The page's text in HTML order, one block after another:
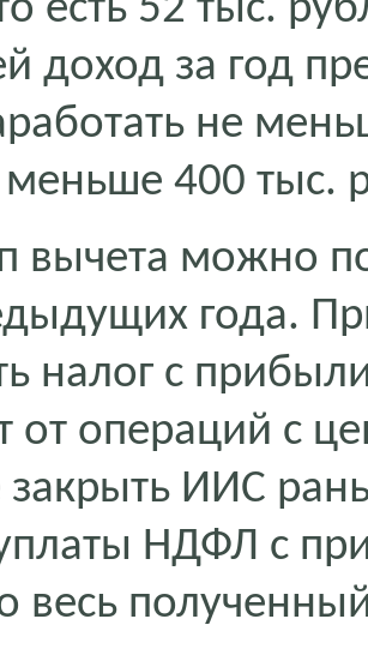
есть 52 тыс.
доход за год
не
меньше 400 тыс.
вычета можно
года.
налог с
от операций с
ИИС
НДФЛ с
весь